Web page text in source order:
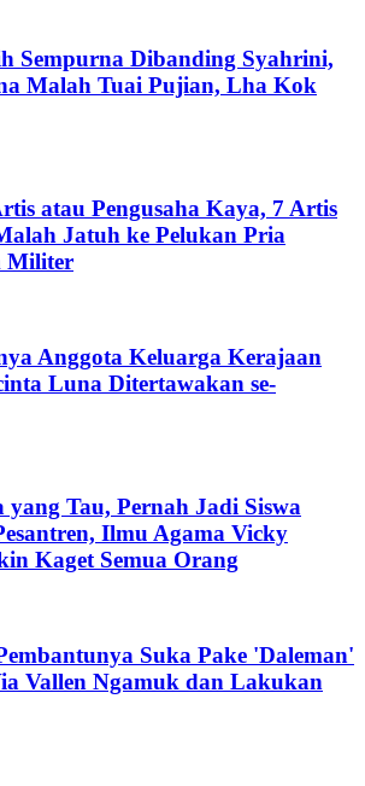
Sempurna Dibanding Syahrini,
Malah Tuai Pujian, Lha Kok
atau Pengusaha Kaya, 7 Artis
Jatuh ke Pelukan Pria
Militer
Anggota Keluarga Kerajaan
Luna Ditertawakan se-
yang Tau, Pernah Jadi Siswa
Ilmu Agama Vicky
Kaget Semua Orang
Suka Pake 'Daleman'
Vallen Ngamuk dan Lakukan